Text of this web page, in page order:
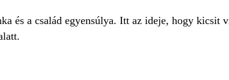
és a család egyensúlya. Itt az ideje, hogy kicsit